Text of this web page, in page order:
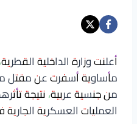
أعلنت وزارة الداخلية
مأساوية أسفرت عن مقتل
من جنسية عربية، نتيجة
العمليات العسكرية